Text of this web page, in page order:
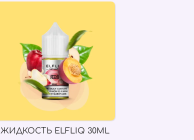
ЖИДКОСТЬ ELFLIQ 30ML